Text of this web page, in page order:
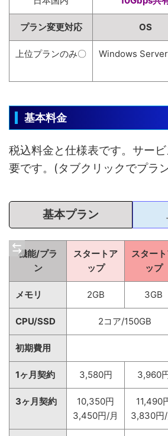
プラン変更対応 OS
上位プランのみ〇 Windows
基本料金
税込料金と仕様表です。サー
要です。(タブクリックでプラ
基本プラン
機能/プラ
ン
スタートア
ップ
スター
ップ
メモリ 2GB 3GB
CPU/SSD 2コア/150GB
初期費用
1ヶ月契約 3,580円 3,960
3ヶ月契約
10,350円
3,450円/月
11,490
3,830円/